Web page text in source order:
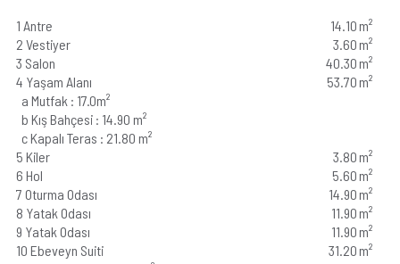
1 Antre 14.10m²
2 Vestiyer
3.60m²
3 Salon
40.30m²
4 Yaşam Alanı
53.70m²
a Mutfak : 17.0m²
b Kış Bahçesi : 14.90 m²
c Kapalı Teras : 21.80 m²
5 Kiler
3.80m²
6 Hol
5.60m²
7 Oturma Odası
14.90m²
8 Yatak Odası
11.90m²
9 Yatak Odası
11.90m²
10 Ebeveyn Suiti
31.20m²